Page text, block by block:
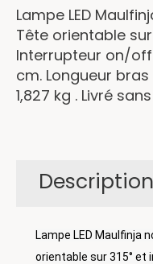
Lampe LED
Tête orientable
Interrupteur on/
cm. Longueur
1,827 kg . Livré
Description
Lampe LED Maulfinja
orientable sur 315° et